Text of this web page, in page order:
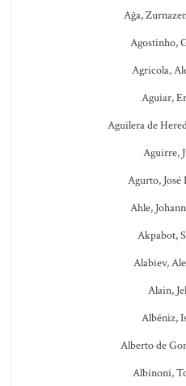
Ağa,
Agostinho,
Agricola,
Aguiar,
Aguilera de
Aguirre,
Agurto, José
Ahle,
Akpabot,
Alabiev,
Alain,
Albéniz,
Alberto de
Albinoni,